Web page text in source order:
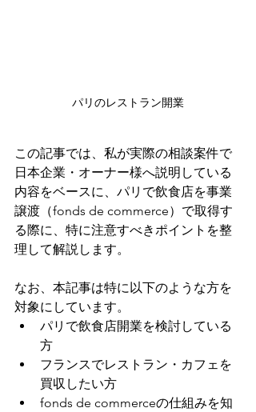
パリのレストラン開業
この記事では、私が実際の相談案件で
日本企業・オーナー様へ説明している
内容をベースに、パリで飲食店を事業
譲渡（fonds de commerce）で取得す
る際に、特に注意すべきポイントを整
理して解説します。
なお、本記事は特に以下のような方を
対象にしています。
パリで飲食店開業を検討している
方
フランスでレストラン・カフェを
買収したい方
fonds de commerceの仕組みを知